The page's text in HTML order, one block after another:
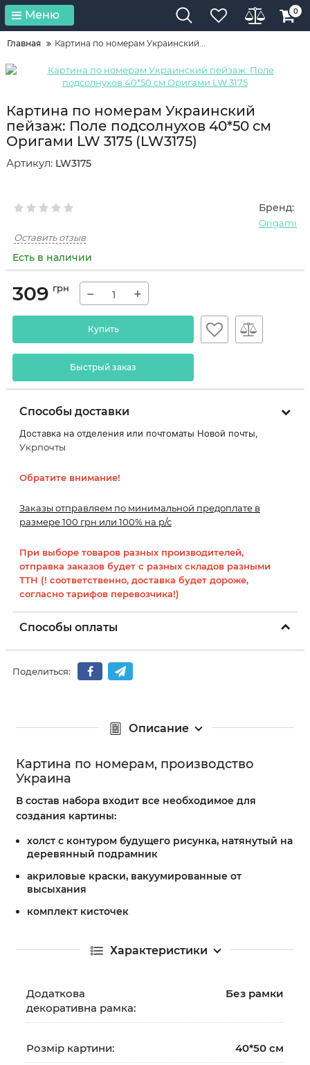
Меню 0
Главная Картина по номерам Украинский...
Картина по номерам Украинский
пейзаж: Поле подсолнухов 40*50 см
Оригами LW 3175 (LW3175)
Артикул: LW3175
Бренд:
Origami
Оставить отзыв
Есть в наличии
309 грн − +
Купить
Быстрый заказ
Способы доставки
Доставка на отделения или почтоматы Новой почты,
Укрпочты
Обратите внимание!
Заказы отправляем по минимальной предоплате в
размере 100 грн или 100% на р/с
При выборе товаров разных производителей,
отправка заказов будет с разных складов разными
ТТН (! соответственно, доставка будет дороже,
согласно тарифов перевозчика!)
Способы оплаты
Поделиться:
Описание
Картина по номерам, производство
Украина
В состав набора входит все необходимое для
создания картины:
холст с контуром будущего рисунка, натянутый на
деревянный подрамник
акриловые краски, вакуумированные от
высыхания
комплект кисточек
Характеристики
Додаткова
декоративна рамка:
Без рамки
Розмір картини: 40*50 см